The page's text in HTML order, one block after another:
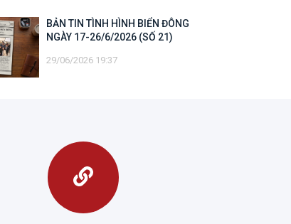
BẢN TIN TÌNH HÌNH BIỂN ĐÔNG
NGÀY 17-26/6/2026 (SỐ 21)
29/06/2026 19:37